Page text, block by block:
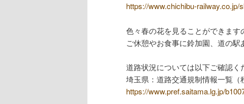
https://www.chichibu-railway.co.jp/
色々春の花を見ることができます
ご休憩やお食事に鈴加園、道の駅
道路状況については以下ご確認く
埼玉県：道路交通規制情報一覧（
https://www.pref.saitama.lg.jp/